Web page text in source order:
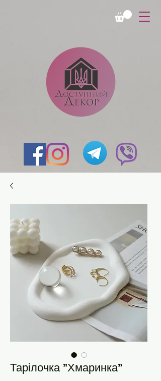
Тарілочка "Хмаринка"